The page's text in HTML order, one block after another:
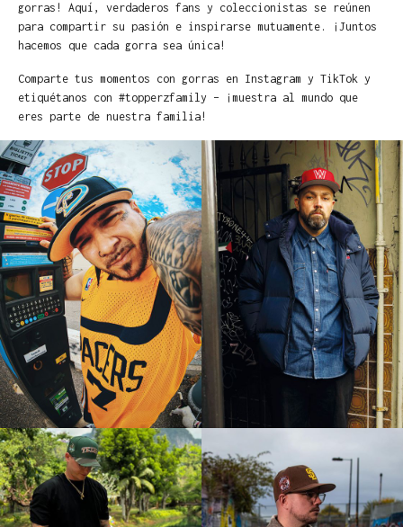
gorras! Aquí, verdaderos fans y coleccionistas se reúnen
para compartir su pasión e inspirarse mutuamente. ¡Juntos
hacemos que cada gorra sea única!
Comparte tus momentos con gorras en Instagram y TikTok y
etiquétanos con #topperzfamily – ¡muestra al mundo que
eres parte de nuestra familia!